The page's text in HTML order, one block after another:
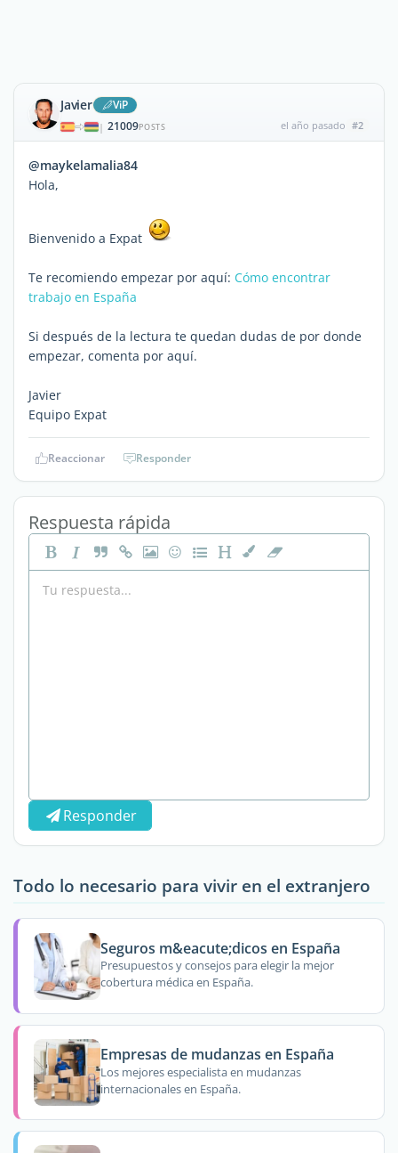
Javier ViP
| 21009POSTS el año pasado #2
@maykelamalia84
Hola,
Bienvenido a Expat
Te recomiendo empezar por aquí: Cómo encontrar
trabajo en España
Si después de la lectura te quedan dudas de por donde
empezar, comenta por aquí.
Javier
Equipo Expat
Reaccionar Responder
Respuesta rápida
Responder
Todo lo necesario para vivir en el extranjero
Seguros m&eacute;dicos en España
Presupuestos y consejos para elegir la mejor
cobertura médica en España.
Empresas de mudanzas en España
Los mejores especialista en mudanzas
internacionales en España.